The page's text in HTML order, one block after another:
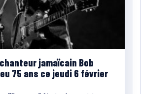
jamaïcain Bob
75 ans ce jeudi 6 février